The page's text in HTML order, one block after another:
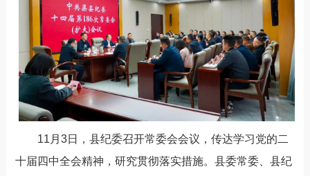
11 月 3日， 县纪委召开常委会会议，传达学习党的二
十届四中全会精神，研究贯彻落实措施。 县委常委、县纪